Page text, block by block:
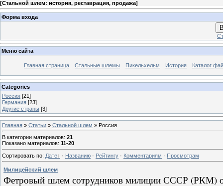
[Стальной шлем: история, реставрация, продажа]
Форма входа
Меню сайта
Главная страница Стальные шлемы Пикельхельм История Каталог
Categories
Россия [21]
Германия [23]
Другие страны [3]
Главная » Статьи » Стальной шлем » Россия
В категории материалов: 21
Показано материалов: 11-20
Сортировать по: Дате · Названию · Рейтингу · Комментариям · Просмотрам
Милицейский шлем
Фетровый шлем сотрудников милиции СССР (РКМ)